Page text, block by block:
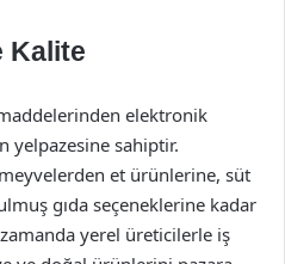
Kalite
elektronik
yelpazesine sahiptir.
et ürünlerine, süt
gıda seçeneklerine kadar
yerel üreticilerle iş